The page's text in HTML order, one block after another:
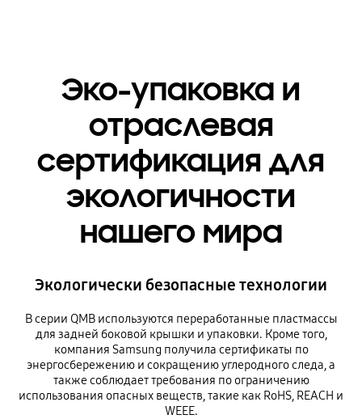
Эко-упаковка и
отраслевая
сертификация для
экологичности
нашего мира
Экологически безопасные технологии
В серии QMB используются переработанные пластмассы
для задней боковой крышки и упаковки. Кроме того,
компания Samsung получила сертификаты по
энергосбережению и сокращению углеродного следа, а
также соблюдает требования по ограничению
использования опасных веществ, такие как RoHS, REACH и
WEEE.